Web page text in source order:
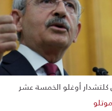
كلتشدار أوغلو الخمسة عشر